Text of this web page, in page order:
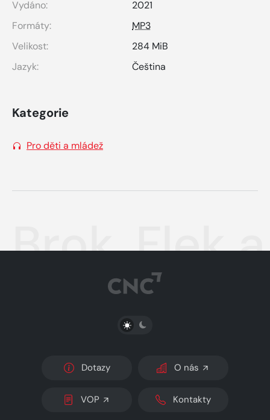
Vydáno:
2021
Formáty:
MP3
Velikost:
284 MiB
Jazyk:
Čeština
Kategorie
Pro děti a mládež
Brok, Flek
PŘEPNOUT SVĚTLÝ/TMAVÝ REŽIM
Dotazy O nás
VOP Kontakty